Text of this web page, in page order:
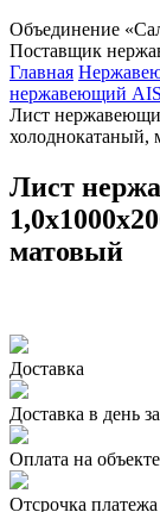
Объединение
Поставщик
Главная
нержавеющий
Лист
холоднокатаный,
Лист
матовый
Доставка
Доставка в день
Оплата на объекте
Отсрочка платежа